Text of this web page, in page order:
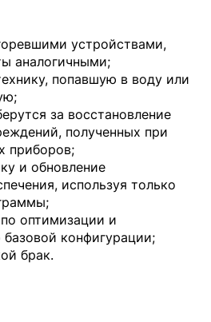
устройствами,
аналогичными;
попавшую в воду или
за восстановление
полученных при
приборов;
и обновление
используя только
оптимизации и
конфигурации;
брак.